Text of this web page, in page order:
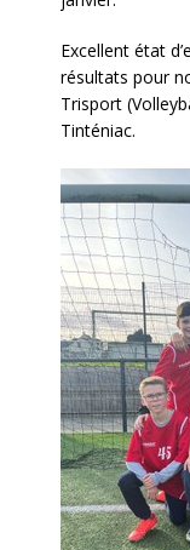
Excellent état
résultats pour
Trisport
Tinténiac.